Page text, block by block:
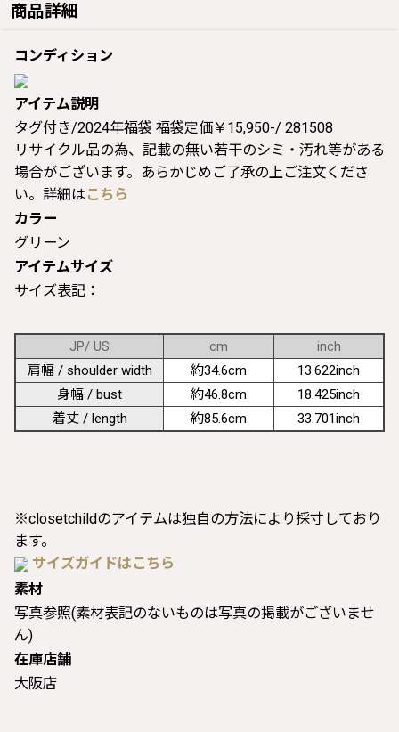
商品詳細
コンディション
アイテム説明
タグ付き/2024年福袋 福袋定価￥15,950-/ 281508
リサイクル品の為、記載の無い若干のシミ・汚れ等がある
場合がございます。あらかじめご了承の上ご注文くださ
い。詳細は こちら
カラー
グリーン
アイテムサイズ
サイズ表記：
JP/ US cm
inch
肩幅 / shoulder width
約34.6cm
13.622inch
身幅 / bust
約46.8cm
18.425inch
着丈 / length
約85.6cm 33.701inch
※closetchildのアイテムは独自の方法により採寸しており
ます。
サイズガイドはこちら
素材
写真参照(素材表記のないものは写真の掲載がございませ
ん)
在庫店舗
大阪店